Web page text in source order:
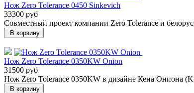
Нож Zero Tolerance 0450 Sinkevich
33300 руб
Совместный проект компании Zero Tolerance и
В корзину
Нож Zero Tolerance 0350KW Onion
31500 руб
Нож Zero Tolerance 0350KW в дизайне Кена Ониона
В корзину